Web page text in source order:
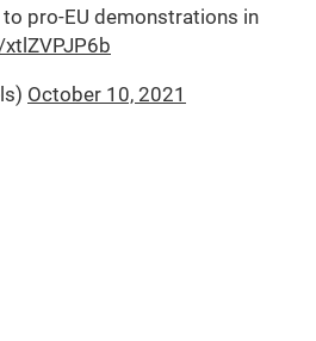
pro-EU demonstrations in
October 10, 2021